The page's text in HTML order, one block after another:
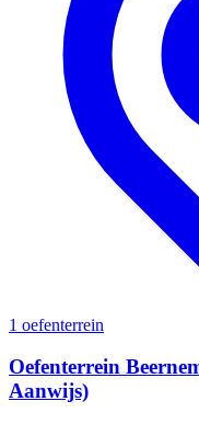
1 oefenterrein
Oefenterrein
Aanwijs)